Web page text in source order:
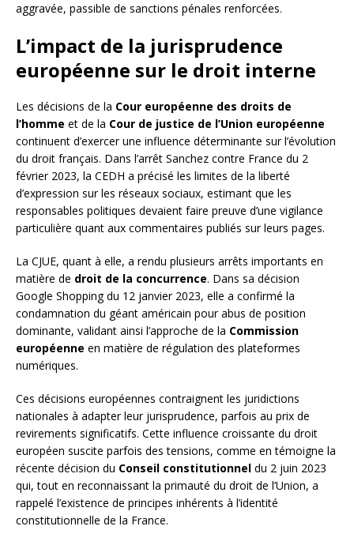
aggravée, passible de sanctions pénales renforcées.
L’impact de la jurisprudence
européenne sur le droit interne
Les décisions de la Cour européenne des droits de
l’homme et de la Cour de justice de l’Union européenne
continuent d’exercer une influence déterminante sur l’évolution
du droit français. Dans l’arrêt Sanchez contre France du 2
février 2023, la CEDH a précisé les limites de la liberté
d’expression sur les réseaux sociaux, estimant que les
responsables politiques devaient faire preuve d’une vigilance
particulière quant aux commentaires publiés sur leurs pages.
La CJUE, quant à elle, a rendu plusieurs arrêts importants en
matière de droit de la concurrence. Dans sa décision
Google Shopping du 12 janvier 2023, elle a confirmé la
condamnation du géant américain pour abus de position
dominante, validant ainsi l’approche de la Commission
européenne en matière de régulation des plateformes
numériques.
Ces décisions européennes contraignent les juridictions
nationales à adapter leur jurisprudence, parfois au prix de
revirements significatifs. Cette influence croissante du droit
européen suscite parfois des tensions, comme en témoigne la
récente décision du Conseil constitutionnel du 2 juin 2023
qui, tout en reconnaissant la primauté du droit de l’Union, a
rappelé l’existence de principes inhérents à l’identité
constitutionnelle de la France.